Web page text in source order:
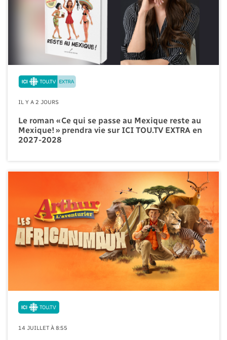
IL Y A 2 JOURS
Le roman « Ce qui se passe au Mexique reste au
Mexique! » prendra vie sur ICI TOU.TV EXTRA en
2027-2028
14 JUILLET À 8:55